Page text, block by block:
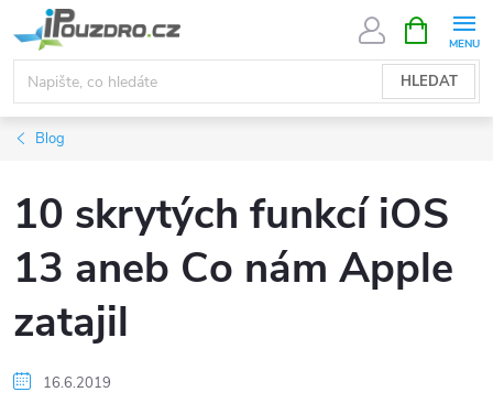
na
obsah
HLEDAT
NÁKUPNÍ
KOŠÍK
Blog
10 skrytých funkcí iOS
13 aneb Co nám Apple
zatajil
16.6.2019